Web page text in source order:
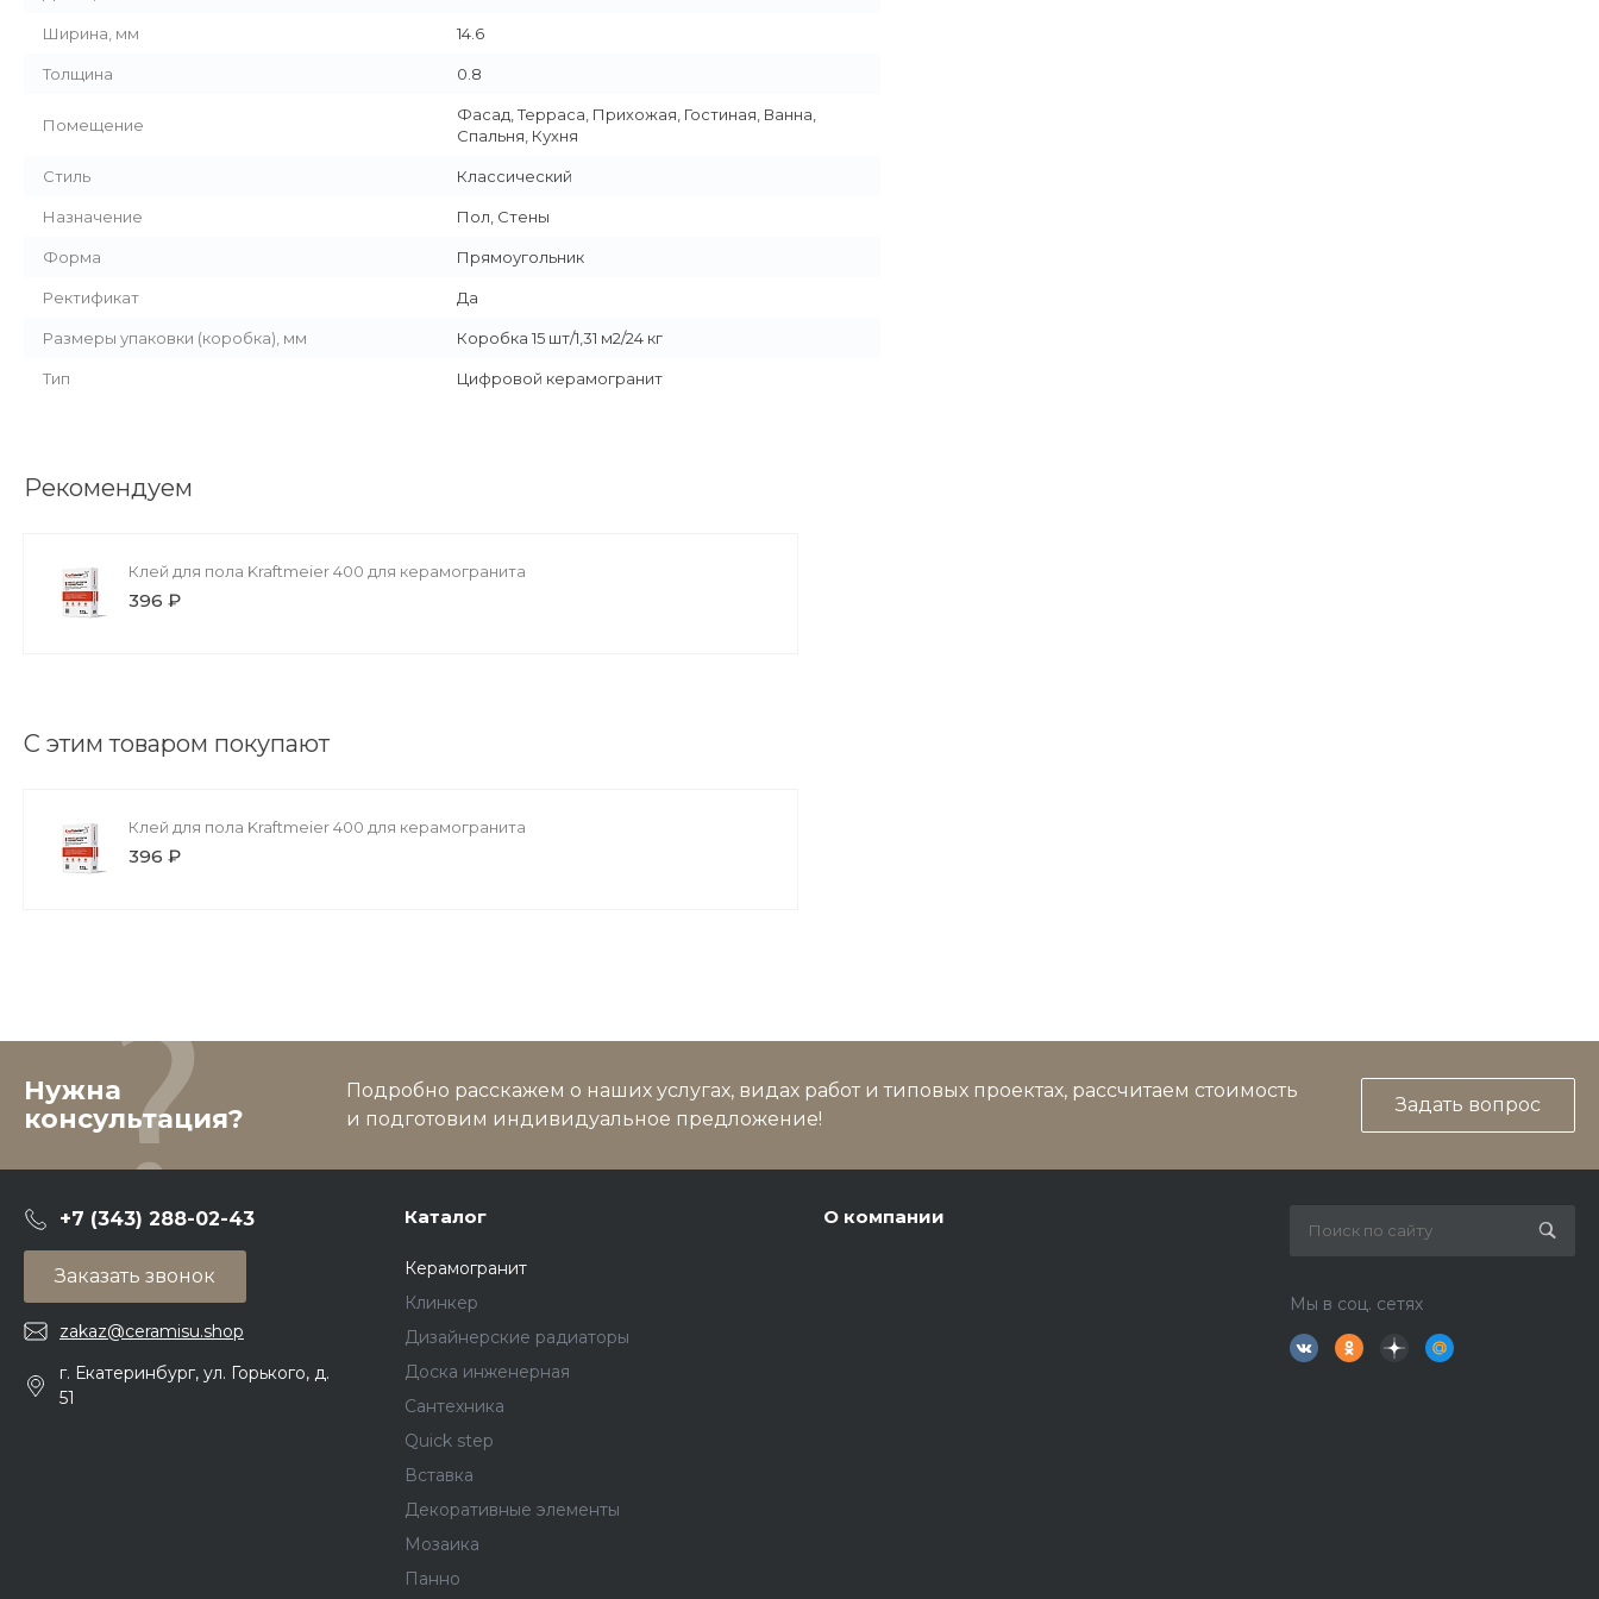
Ширина, мм 14.6
Толщина 0.8
Помещение
Фасад, Терраса, Прихожая, Гостиная, Ванна,
Спальня, Кухня
Стиль Классический
Назначение Пол, Стены
Форма Прямоугольник
Ректификат Да
Размеры упаковки (коробка), мм Коробка 15 шт/1,31 м2/24 кг
Тип Цифровой керамогранит
Рекомендуем
Клей для пола Kraftmeier 400 для керамогранита
396 ₽
С этим товаром покупают
Клей для пола Kraftmeier 400 для керамогранита
396 ₽
Нужна
консультация?
Подробно расскажем о наших услугах, видах работ и типовых проектах, рассчитаем стоимость
и подготовим индивидуальное предложение!
Задать вопрос
+7 (343) 288-02-43
Заказать звонок
zakaz@ceramisu.shop
г. Екатеринбург, ул. Горького, д.
51
Каталог
Керамогранит
Клинкер
Дизайнерские радиаторы
Доска инженерная
Сантехника
Quick step
Вставка
Декоративные элементы
Мозаика
Панно
О компании
Мы в соц. сетях